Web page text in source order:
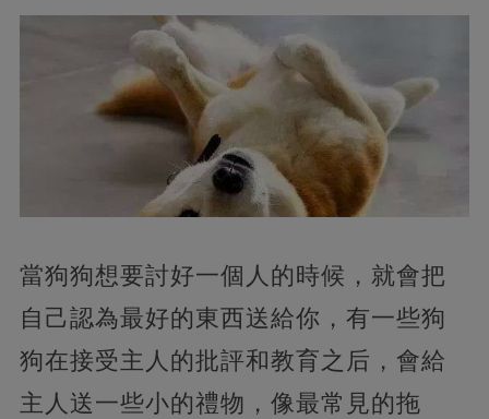
當狗狗想要討好一個人的時候，就會把
自己認為最好的東西送給你，有一些狗
狗在接受主人的批評和教育之后，會給
主人送一些小的禮物，像最常見的拖